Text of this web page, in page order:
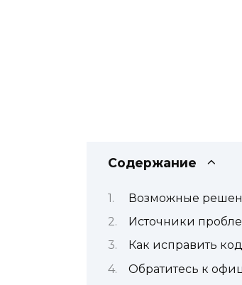
Содержание
Возможные
Источники
Как исправить
Обратитесь к